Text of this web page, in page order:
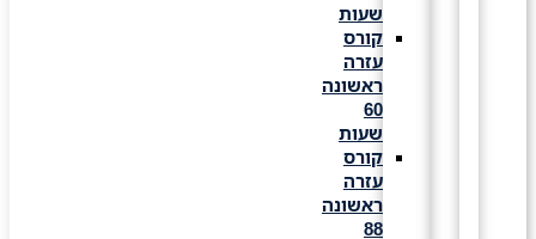
שעות
קורס
עזרה
ראשונה
שעות
קורס
עזרה
ראשונה